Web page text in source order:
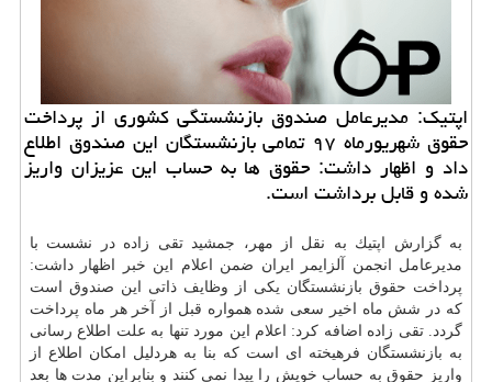
اپتیك: مدیرعامل صندوق بازنشستگی كشوری از پرداخت
حقوق شهریورماه ۹۷ تمامی بازنشستگان این صندوق اطلاع
داد و اظهار داشت: حقوق ها به حساب این عزیزان واریز
شده و قابل برداشت است.
به گزارش اپتیك به نقل از مهر، جمشید تقی زاده در نشست با
مدیرعامل انجمن آلزایمر ایران ضمن اعلام این خبر اظهار داشت:
پرداخت حقوق بازنشستگان یكی از وظایف ذاتی این صندوق است
كه در شش ماه اخیر سعی شده همواره قبل از آخر هر ماه پرداخت
گردد. تقی زاده اضافه كرد: اعلام این مورد تنها به علت اطلاع رسانی
به بازنشستگان فرهیخته ای است كه بنا به هردلیل امكان اطلاع از
واریز حقوق به حساب خویش را پیدا نمی كنند و بنابراین مدت ها بعد